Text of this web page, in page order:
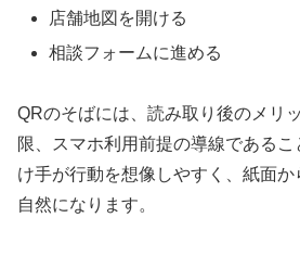
店舗地図を開ける
相談フォームに進める
QRのそばには、読み取り後のメリ
限、スマホ利用前提の導線である
け手が行動を想像しやすく、紙面
自然になります。